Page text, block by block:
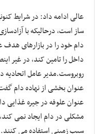
عالی ادامه داد: در شرایط
ساز است، درحالیکه با
دام خود را در بازارهای هدف
داخل را تامین کند، در غیر
روبروست.مدیر عامل اتحادیه
عنوان علوفه در جیره غذایی
مشکلی در دام ایجاد نمی
سیب زمینی استفاده می کنند.